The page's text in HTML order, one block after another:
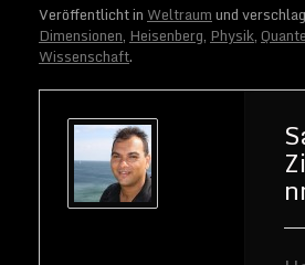
Veröffentlicht in Weltraumund
Dimensionen, Heisenberg, Physik,
Wissenschaft.